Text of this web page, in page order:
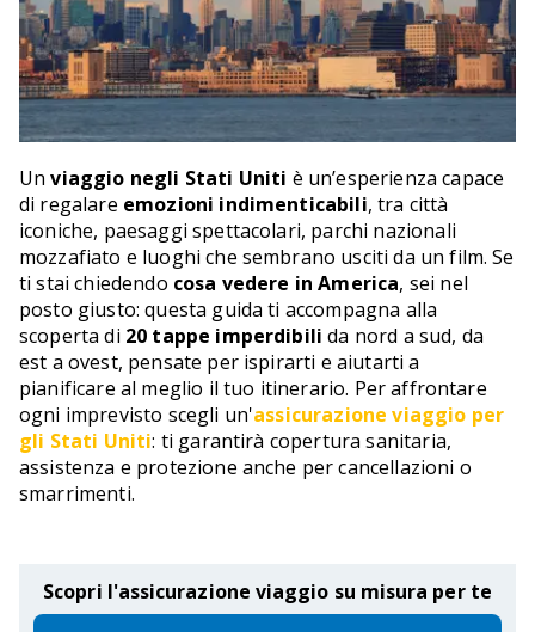
Unviaggio negli Stati Uniti è un’esperienza capace
di regalare emozioni indimenticabili, tra città
iconiche, paesaggi spettacolari, parchi nazionali
mozzafiato e luoghi che sembrano usciti da un film. Se
ti stai chiedendo cosa vedere in America, sei nel
posto giusto: questa guida ti accompagna alla
scoperta di 20 tappe imperdibili da nord a sud, da
est a ovest, pensate per ispirarti e aiutarti a
pianificare al meglio il tuo itinerario. Per affrontare
ogni imprevisto scegli un'assicurazione viaggio per
gli Stati Uniti: ti garantirà copertura sanitaria,
assistenza e protezione anche per cancellazioni o
smarrimenti.
Scopri l'assicurazione viaggio su misura per te